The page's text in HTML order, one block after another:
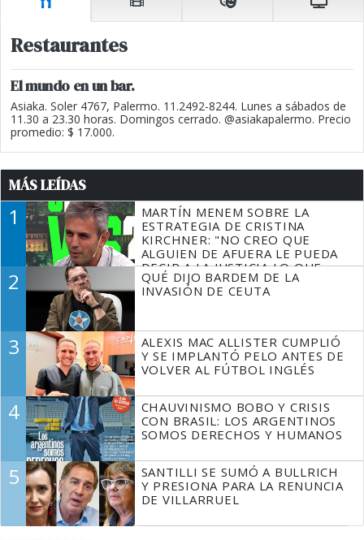
Restaurantes
El mundo en un bar.
Asiaka. Soler 4767, Palermo. 11.2492-8244. Lunes a sábados de
11.30 a 23.30 horas. Domingos cerrado. @asiakapalermo. Precio
promedio: $ 17.000.
MÁS LEÍDAS
1
MARTÍN MENEM SOBRE LA
ESTRATEGIA DE CRISTINA
KIRCHNER: "NO CREO QUE
ALGUIEN DE AFUERA LE PUEDA
DECIR A LA JUSTICIA LO QUE
TIENE QUE HACER"
2
QUÉ DIJO BARDEM DE LA
INVASIÓN DE CEUTA
3
ALEXIS MAC ALLISTER CUMPLIÓ
Y SE IMPLANTÓ PELO ANTES DE
VOLVER AL FÚTBOL INGLÉS
4
CHAUVINISMO BOBO Y CRISIS
CON BRASIL: LOS ARGENTINOS
SOMOS DERECHOS Y HUMANOS
5
SANTILLI SE SUMÓ A BULLRICH
Y PRESIONA PARA LA RENUNCIA
DE VILLARRUEL